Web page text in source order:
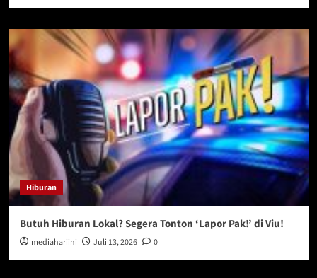
Hiburan
Butuh Hiburan Lokal? Segera Tonton ‘Lapor Pak!’ di Viu!
mediahariini Juli 13, 2026 0